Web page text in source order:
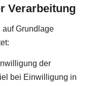
Verarbeitung
auf Grundlage
der
bei Einwilligung in